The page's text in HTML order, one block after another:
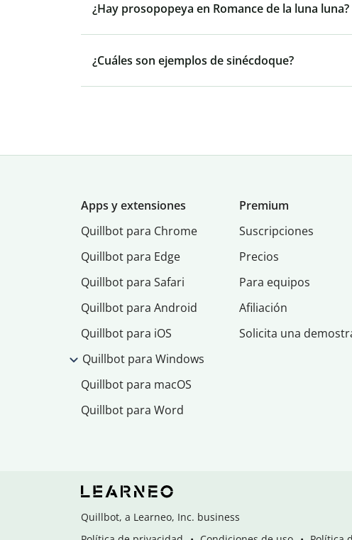
¿Hay prosopopeya en Romance de la luna luna?
¿Cuáles son ejemplos de sinécdoque?
Apps y extensiones
Quillbot para Chrome
Quillbot para Edge
Quillbot para Safari
Quillbot para Android
Quillbot para iOS
Quillbot para Windows
Quillbot para macOS
Quillbot para Word
Premium
Suscripciones
Precios
Para equipos
Afiliación
Solicita una
Quillbot, a Learneo, Inc. business